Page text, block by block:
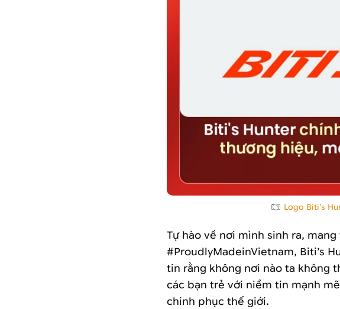
Logo Biti’s
Tự hào về nơi mình sinh ra,
#ProudlyMadeinVietnam, Biti’s
tin rằng không nơi nào ta không
các bạn trẻ với niềm tin mạnh
chinh phục thế giới.